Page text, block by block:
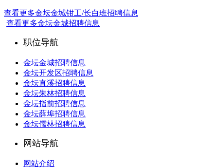
查看更多金坛金城钳工/长白班招聘信息
查看更多金坛金城招聘信息
职位导航
金坛金城招聘信息
金坛开发区招聘信息
金坛直溪招聘信息
金坛朱林招聘信息
金坛指前招聘信息
金坛薛埠招聘信息
金坛儒林招聘信息
网站导航
网站介绍